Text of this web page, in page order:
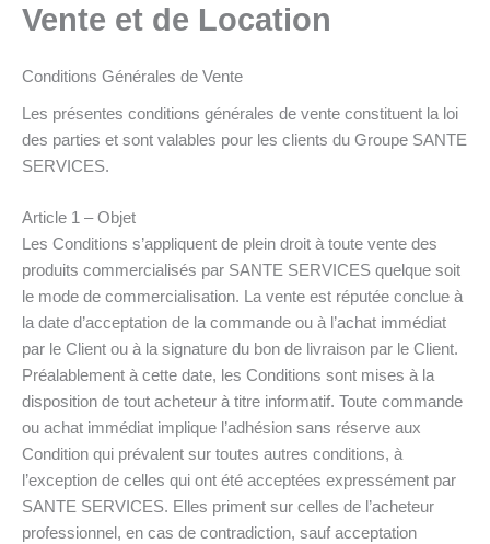
Vente et de Location
Conditions Générales de Vente
Les présentes conditions générales de vente constituent la loi
des parties et sont valables pour les clients du Groupe SANTE
SERVICES.
Article 1 – Objet
Les Conditions s’appliquent de plein droit à toute vente des
produits commercialisés par SANTE SERVICES quelque soit
le mode de commercialisation. La vente est réputée conclue à
la date d’acceptation de la commande ou à l’achat immédiat
par le Client ou à la signature du bon de livraison par le Client.
Préalablement à cette date, les Conditions sont mises à la
disposition de tout acheteur à titre informatif. Toute commande
ou achat immédiat implique l’adhésion sans réserve aux
Condition qui prévalent sur toutes autres conditions, à
l’exception de celles qui ont été acceptées expressément par
SANTE SERVICES. Elles priment sur celles de l’acheteur
professionnel, en cas de contradiction, sauf acceptation